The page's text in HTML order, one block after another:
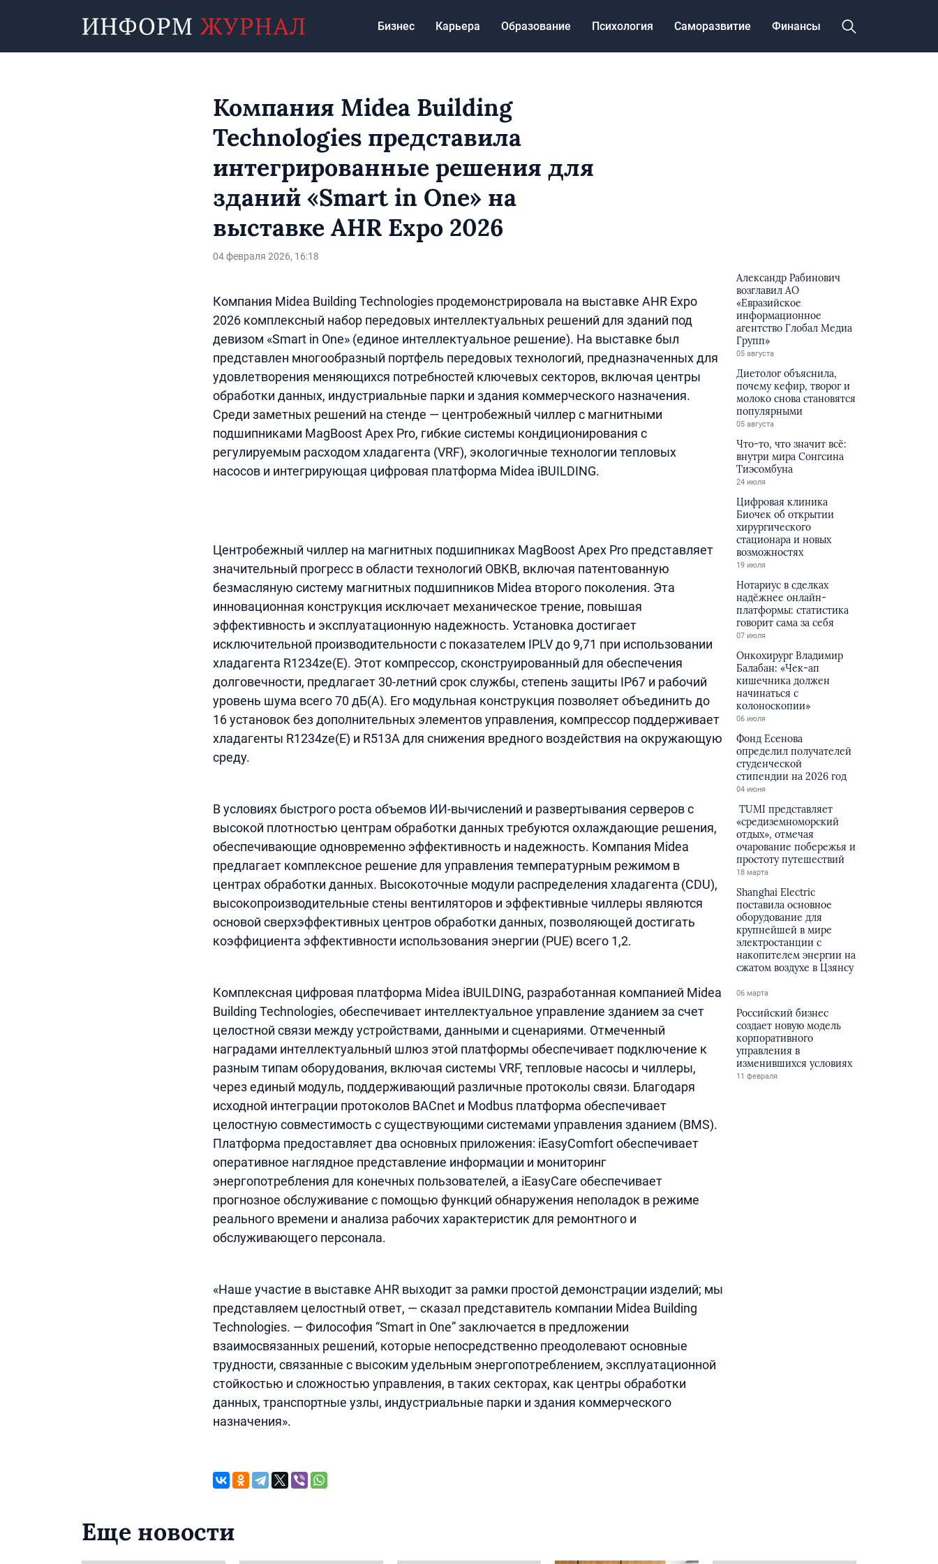
Бизнес Карьера Образование Психология Саморазвитие Финансы
Компания Midea Building
Technologies представила
интегрированные решения для
зданий «Smart in One» на
выставке AHR Expo 2026
04 февраля 2026, 16:18
Компания Midea Building Technologies продемонстрировала на выставке AHR Expo
2026 комплексный набор передовых интеллектуальных решений для зданий под
девизом «Smart in One» (единое интеллектуальное решение). На выставке был
представлен многообразный портфель передовых технологий, предназначенных для
удовлетворения меняющихся потребностей ключевых секторов, включая центры
обработки данных, индустриальные парки и здания коммерческого назначения.
Среди заметных решений на стенде — центробежный чиллер с магнитными
подшипниками MagBoost Apex Pro, гибкие системы кондиционирования с
регулируемым расходом хладагента (VRF), экологичные технологии тепловых
насосов и интегрирующая цифровая платформа Midea iBUILDING.
Центробежный чиллер на магнитных подшипниках MagBoost Apex Pro представляет
значительный прогресс в области технологий ОВКВ, включая патентованную
безмасляную систему магнитных подшипников Midea второго поколения. Эта
инновационная конструкция исключает механическое трение, повышая
эффективность и эксплуатационную надежность. Установка достигает
исключительной производительности с показателем IPLV до 9,71 при использовании
хладагента R1234ze(E). Этот компрессор, сконструированный для обеспечения
долговечности, предлагает 30-летний срок службы, степень защиты IP67 и рабочий
уровень шума всего 70 дБ(А). Его модульная конструкция позволяет объединить до
16 установок без дополнительных элементов управления, компрессор поддерживает
хладагенты R1234ze(E) и R513A для снижения вредного воздействия на окружающую
среду.
В условиях быстрого роста объемов ИИ-вычислений и развертывания серверов с
высокой плотностью центрам обработки данных требуются охлаждающие решения,
обеспечивающие одновременно эффективность и надежность. Компания Midea
предлагает комплексное решение для управления температурным режимом в
центрах обработки данных. Высокоточные модули распределения хладагента (CDU),
высокопроизводительные стены вентиляторов и эффективные чиллеры являются
основой сверхэффективных центров обработки данных, позволяющей достигать
коэффициента эффективности использования энергии (PUE) всего 1,2.
Комплексная цифровая платформа Midea iBUILDING, разработанная компанией Midea
Building Technologies, обеспечивает интеллектуальное управление зданием за счет
целостной связи между устройствами, данными и сценариями. Отмеченный
наградами интеллектуальный шлюз этой платформы обеспечивает подключение к
разным типам оборудования, включая системы VRF, тепловые насосы и чиллеры,
через единый модуль, поддерживающий различные протоколы связи. Благодаря
исходной интеграции протоколов BACnet и Modbus платформа обеспечивает
целостную совместимость с существующими системами управления зданием (BMS).
Платформа предоставляет два основных приложения: iEasyComfort обеспечивает
оперативное наглядное представление информации и мониторинг
энергопотребления для конечных пользователей, а iEasyCare обеспечивает
прогнозное обслуживание с помощью функций обнаружения неполадок в режиме
реального времени и анализа рабочих характеристик для ремонтного и
обслуживающего персонала.
«Наше участие в выставке AHR выходит за рамки простой демонстрации изделий; мы
представляем целостный ответ, — сказал представитель компании Midea Building
Technologies. — Философия “Smart in One” заключается в предложении
взаимосвязанных решений, которые непосредственно преодолевают основные
трудности, связанные с высоким удельным энергопотреблением, эксплуатационной
стойкостью и сложностью управления, в таких секторах, как центры обработки
данных, транспортные узлы, индустриальные парки и здания коммерческого
назначения».
Александр Рабинович
возглавил АО
«Евразийское
информационное
агентство Глобал Медиа
Групп»
05 августа
Диетолог объяснила,
почему кефир, творог и
молоко снова становятся
популярными
05 августа
Что-то, что значит всё:
внутри мира Сонгсина
Тиэсомбуна
24 июля
Цифровая клиника
Биочек об открытии
хирургического
стационара и новых
возможностях
19 июля
Нотариус в сделках
надёжнее онлайн-
платформы: статистика
говорит сама за себя
07 июля
Онкохирург Владимир
Балабан: «Чек-ап
кишечника должен
начинаться с
колоноскопии»
06 июля
Фонд Есенова
определил получателей
студенческой
стипендии на 2026 год
04 июня
TUMI представляет
«средиземноморский
отдых», отмечая
очарование побережья и
простоту путешествий
18 марта
Shanghai Electric
поставила основное
оборудование для
крупнейшей в мире
электростанции с
накопителем энергии на
сжатом воздухе в Цзянсу
06 марта
Российский бизнес
создает новую модель
корпоративного
управления в
изменившихся условиях
11 февраля
Еще новости